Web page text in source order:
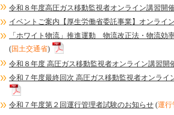
令和８年度高圧ガス移動監視者オンライン講習開
イベントご案内【厚生労働省委託事業】オンライ
「ホワイト物流」推進運動 物流改正法・物流効
(国土交通省)
令和８年度 高圧ガス移動監視者オンライン講習開
令和７年度最終回次 高圧ガス移動監視者オンラ
令和７年度第２回運行管理者試験のお知らせ (運行